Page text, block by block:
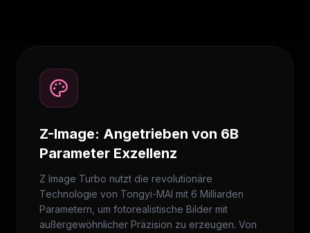
Z-Image: Angetrieben von 6B
Parameter Exzellenz
Z Image Turbo nutzt die revolutionäre
Technologie von Tongyi-MAI mit 6 Milliarden
Parametern, um fotorealistische Bilder mit
außergewöhnlicher Präzision zu erzeugen. Von